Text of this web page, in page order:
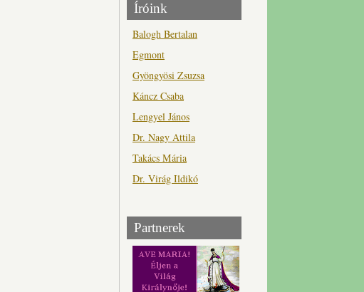
Íróink
Balogh Bertalan
Egmont
Gyöngyösi Zsuzsa
Káncz Csaba
Lengyel János
Dr. Nagy Attila
Takács Mária
Dr. Virág Ildikó
Partnerek